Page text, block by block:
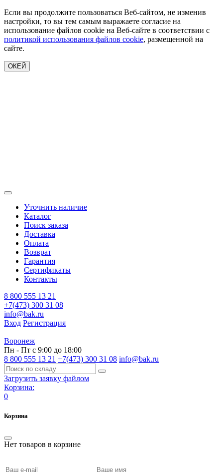
Если вы продолжите пользоваться Веб-сайтом, не изменив
настройки, то вы тем самым выражаете согласие на
использование файлов cookie на Веб-сайте в соответствии с
политикой использования файлов cookie, размещенной на
сайте.
ОКЕЙ
Уточнить наличие
Каталог
Поиск заказа
Доставка
Оплата
Возврат
Гарантия
Сертификаты
Контакты
8 800 555 13 21
+7(473) 300 31 08
info@bak.ru
Вход Регистрация
Воронеж
Пн - Пт с 9:00 до 18:00
8 800 555 13 21 +7(473) 300 31 08 info@bak.ru
Загрузить заявку файлом
Корзина:
0
Корзина
Нет товаров в корзине